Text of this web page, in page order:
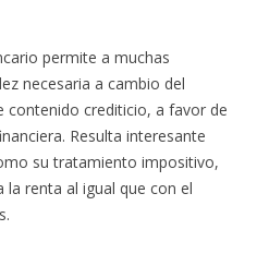
permite a muchas
necesaria a cambio del
crediticio, a favor de
Resulta interesante
su tratamiento impositivo,
renta al igual que con el